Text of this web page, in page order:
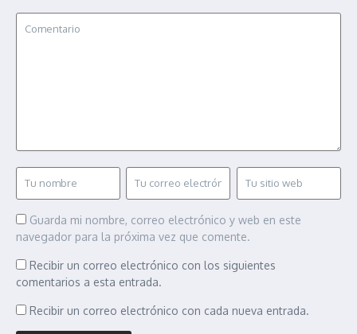
Guarda mi nombre, correo electrónico y web en este
navegador para la próxima vez que comente.
Recibir un correo electrónico con los siguientes
comentarios a esta entrada.
Recibir un correo electrónico con cada nueva entrada.